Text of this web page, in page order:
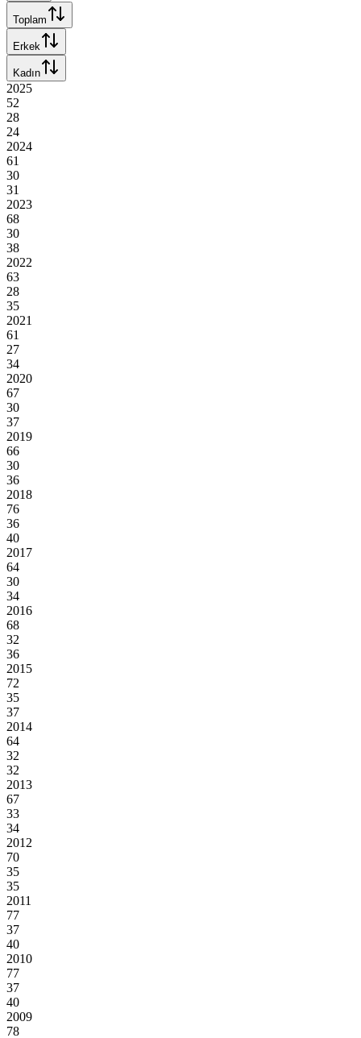
Toplam
Erkek
Kadın
2025
52
28
24
2024
61
30
31
2023
68
30
38
2022
63
28
35
2021
61
27
34
2020
67
30
37
2019
66
30
36
2018
76
36
40
2017
64
30
34
2016
68
32
36
2015
72
35
37
2014
64
32
32
2013
67
33
34
2012
70
35
35
2011
77
37
40
2010
77
37
40
2009
78